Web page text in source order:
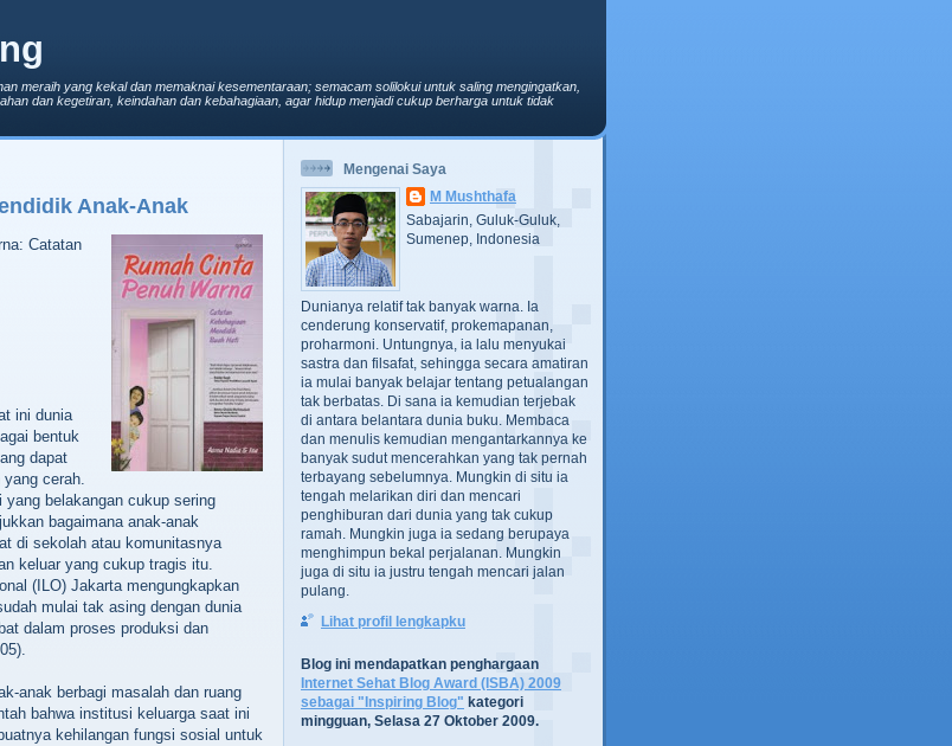
meraih yang kekal dan memaknai kesementaraan; semacam solilokui untuk saling mengingatkan,
dan kegetiran, keindahan dan kebahagiaan, agar hidup menjadi cukup berharga untuk tidak
Anak-Anak
‬Catatan
ini dunia
bentuk
dapat
cerah.‭
yang belakangan cukup sering
bagaimana anak-anak
di sekolah atau komunitasnya
keluar yang cukup tragis itu.‭
(‬ILO‭) ‬Jakarta mengungkapkan
mulai tak asing dengan dunia
dalam proses produksi dan
anak berbagi masalah dan ruang
bahwa institusi keluarga saat ini
kehilangan fungsi sosial untuk
Mengenai Saya
M Mushthafa
Sabajarin, Guluk-Guluk,
Sumenep, Indonesia
Dunianya relatif tak banyak warna. Ia
cenderung konservatif, prokemapanan,
proharmoni. Untungnya, ia lalu menyukai
sastra dan filsafat, sehingga secara amatiran
ia mulai banyak belajar tentang petualangan
tak berbatas. Di sana ia kemudian terjebak
di antara belantara dunia buku. Membaca
dan menulis kemudian mengantarkannya ke
banyak sudut mencerahkan yang tak pernah
terbayang sebelumnya. Mungkin di situ ia
tengah melarikan diri dan mencari
penghiburan dari dunia yang tak cukup
ramah. Mungkin juga ia sedang berupaya
menghimpun bekal perjalanan. Mungkin
juga di situ ia justru tengah mencari jalan
pulang.
Lihat profil lengkapku
Blog ini mendapatkan penghargaan
Internet Sehat Blog Award (ISBA) 2009
sebagai "Inspiring Blog" kategori
mingguan, Selasa 27 Oktober 2009.